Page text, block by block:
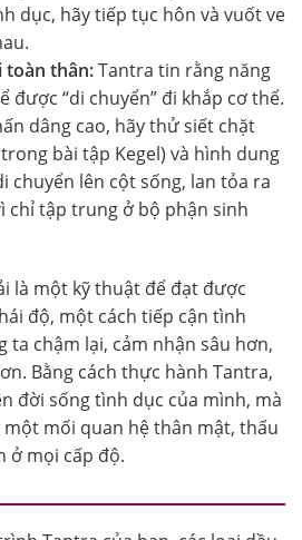
dục, hãy tiếp tục hôn và vuốt ve
toàn thân:Tantra tin rằng năng
được “di chuyển” đi khắp cơ thể.
dâng cao, hãy thử siết chặt
bài tập Kegel) và hình dung
chuyển lên cột sống, lan tỏa ra
chỉ tập trung ở bộ phận sinh
là một kỹ thuật để đạt được
độ, một cách tiếp cận tình
ta chậm lại, cảm nhận sâu hơn,
Bằng cách thực hành Tantra,
đời sống tình dục của mình, mà
mối quan hệ thân mật, thấu
ở mọi cấp độ.